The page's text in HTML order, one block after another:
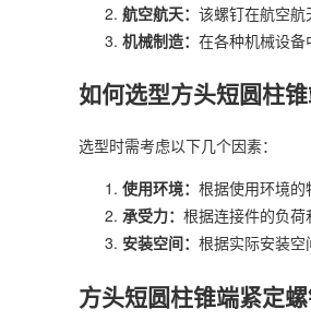
航空航天： 该螺钉在航空航
机械制造： 在各种机械设备
如何选型方头短圆柱锥
选型时需考虑以下几个因素：
使用环境： 根据使用环境的
承受力： 根据连接件的负荷
安装空间： 根据实际安装空
方头短圆柱锥端紧定